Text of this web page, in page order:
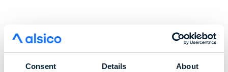
Consent Details About